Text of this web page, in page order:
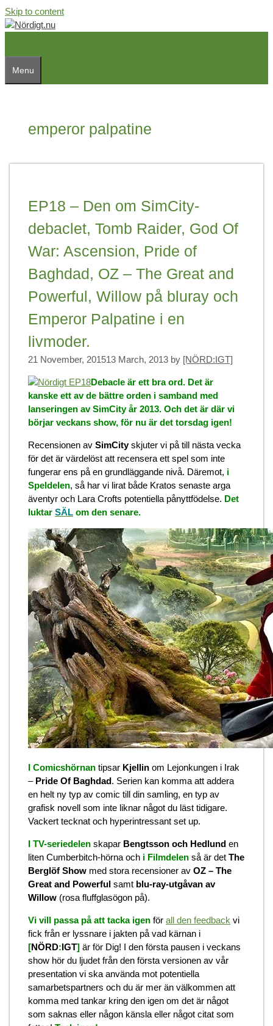
Skip to content
Menu
emperor palpatine
EP18 – Den om SimCity-
debaclet, Tomb Raider, God Of
War: Ascension, Pride of
Baghdad, OZ – The Great and
Powerful, Willow på bluray och
Emperor Palpatine i en
livmoder.
21 November, 201513 March, 2013 by [NÖRD:IGT]
Debacle är ett bra ord. Det är
kanske ett av de bättre orden i samband med
lanseringen av SimCity år 2013. Och det är där vi
börjar veckans show, för nu är det torsdag igen!
Recensionen av SimCityskjuter vi på till nästa vecka
för det är värdelöst att recensera ett spel som inte
fungerar ens på en grundläggande nivå. Däremot, i
Speldelen, så har vi lirat både Kratos senaste arga
äventyr och Lara Crofts potentiella pånyttfödelse. Det
luktar SÄL om den senare.
I Comicshörnan tipsar Kjellin om Lejonkungen i Irak
– Pride Of Baghdad. Serien kan komma att addera
en helt ny typ av comic till din samling, en typ av
grafisk novell som inte liknar något du läst tidigare.
Vackert tecknat och hyperintressant set up.
I TV-seriedelen skapar Bengtsson och Hedlund en
liten Cumberbitch-hörna och i Filmdelen så är det The
Berglöf Show med stora recensioner av OZ – The
Great and Powerful samt blu-ray-utgåvan av
Willow (rosa fluffglasögon på).
Vi vill passa på att tacka igen för all den feedback vi
fick från er lyssnare i jakten på vad kärnan i
[NÖRD:IGT] är för Dig! I den första pausen i veckans
show hör du ljudet från den första versionen av vår
presentation vi ska använda mot potentiella
samarbetspartners och du är mer än välkommen att
komma med tankar kring den igen om det är något
som saknas eller någon känsla eller något citat som